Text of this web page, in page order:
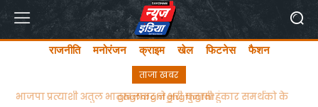
राजनीति मनोरंजन क्राइम खेल फिटनेस फैशन
ताजा खबर
ghgfhfghfghgfhgfhf